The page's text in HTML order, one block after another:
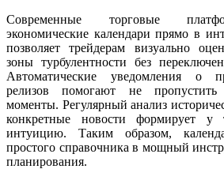
Современные торговые
экономические календари прямо в
позволяет трейдерам визуально
зоны турбулентности без
Автоматические уведомления о
релизов помогают не
моменты. Регулярный анализ
конкретные новости формирует у
интуицию. Таким образом,
простого справочника в мощный
планирования.